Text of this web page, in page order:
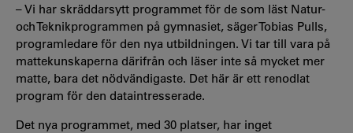
– Vi har skräddarsytt programmet för de som läst Natur-
och Teknikprogrammen på gymnasiet, säger Tobias Pulls,
programledare för den nya utbildningen. Vi tar till vara på
mattekunskaperna därifrån och läser inte så mycket mer
matte, bara det nödvändigaste. Det här är ett renodlat
program för den dataintresserade.
Det nya programmet, med 30 platser, har inget